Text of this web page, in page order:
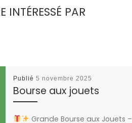
INTÉRESSÉ PAR
Publié 5 novembre 2025
Bourse aux jouets
Grande Bourse aux Jouets –